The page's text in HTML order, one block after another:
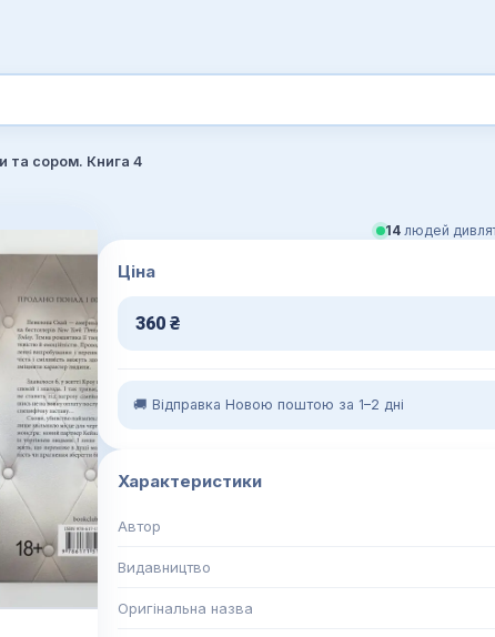
та сором. Книга 4
14 людей
Ціна
360 ₴
🚚 Відправка Новою поштою за 1–2 дні
Характеристики
Автор
Видавництво
Оригінальна назва